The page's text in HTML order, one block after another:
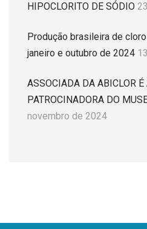
HIPOCLORITO DE SÓDIO
Produção brasileira de
janeiro e outubro de 2024
ASSOCIADA DA ABICLOR
PATROCINADORA DO
novembro de 2024